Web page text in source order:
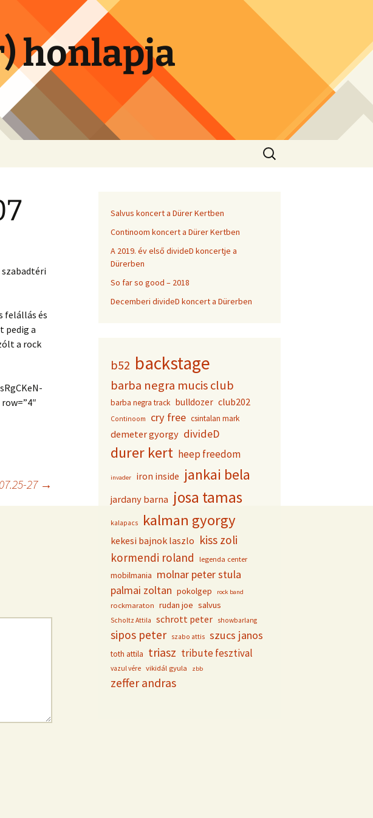
honlapja
Search
for:
szabadtéri
felállás és
pedig a
a rock
27 →
Salvus koncert a Dürer Kertben
Continoom koncert a Dürer Kertben
A 2019. év első divideD koncertje a
Dürerben
So far so good – 2018
Decemberi divideD koncert a Dürerben
b52 backstage
barba negra mucis club
barba negra track bulldozer club202
Continoom cry free csintalan mark
demeter gyorgy divideD
durer kert heep freedom
invader iron inside jankai bela
jardany barna josa tamas
kalapacs kalman gyorgy
kekesi bajnok laszlo kiss zoli
kormendi roland
legenda center
mobilmania molnar peter stula
palmai zoltan pokolgep rock band
rockmaraton rudan joe salvus
Scholtz Attila schrott peter showbarlang
sipos peter szabo attis szucs janos
toth attila triasz tribute fesztival
vazul vére vikidál gyula zbb
zeffer andras